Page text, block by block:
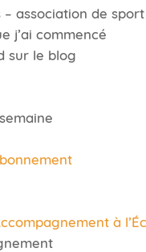
– association de
j’ai commencé
sur le blog
à